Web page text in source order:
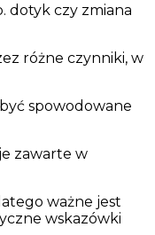
dotyk czy zmiana
różne czynniki, w
spowodowane
zawarte w
ważne jest
wskazówki